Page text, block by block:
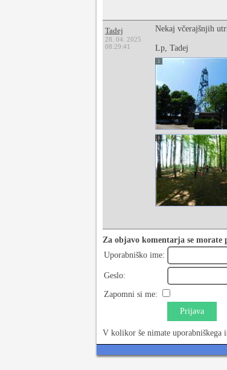
Tadej
28. 04. 2025
08:29:41
Nekaj včerajšnjih
Lp, Tadej
1
6
Za objavo komentarja se
Uporabniško ime:
Geslo:
Zapomni si me:
Prijava
V kolikor še nimate uporabniškega